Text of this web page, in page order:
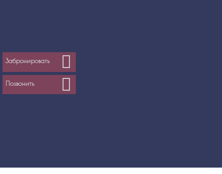
Забронировать
Позвонить